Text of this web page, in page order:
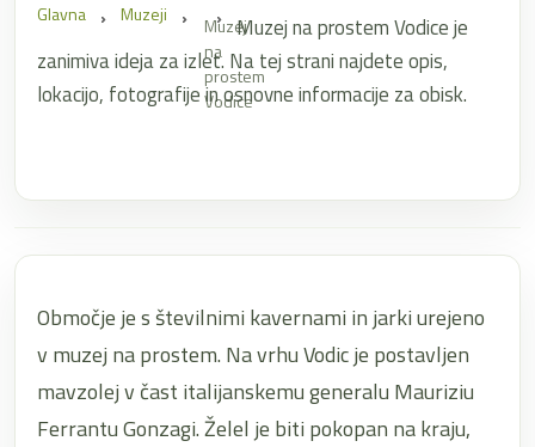
Glavna Muzeji
Muzej
na
prostem
Vodice
Muzej na prostem Vodice je
zanimiva ideja za izlet. Na tej strani najdete opis,
lokacijo, fotografije in osnovne informacije za obisk.
Območje je s številnimi kavernami in jarki urejeno
v muzej na prostem. Na vrhu Vodic je postavljen
mavzolej v čast italijanskemu generalu Mauriziu
Ferrantu Gonzagi. Želel je biti pokopan na kraju,